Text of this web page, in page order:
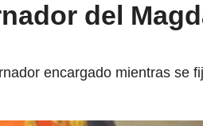
del
encargado mientras se